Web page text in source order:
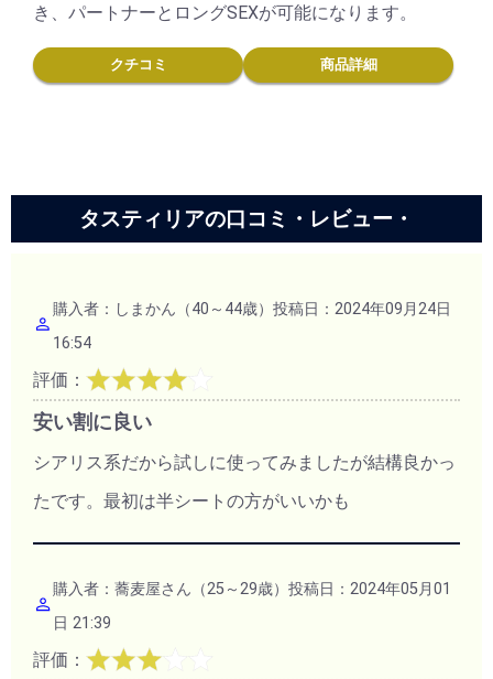
き、パートナーとロングSEXが可能になります。
クチコミ 商品詳細
タスティリアの口コミ・レビュー・
購入者：しまかん（40～44歳）投稿日：2024年09月24日
16:54
評価：
安い割に良い
シアリス系だから試しに使ってみましたが結構良かっ
たです。最初は半シートの方がいいかも
購入者：蕎麦屋さん（25～29歳）投稿日：2024年05月01
日 21:39
評価：